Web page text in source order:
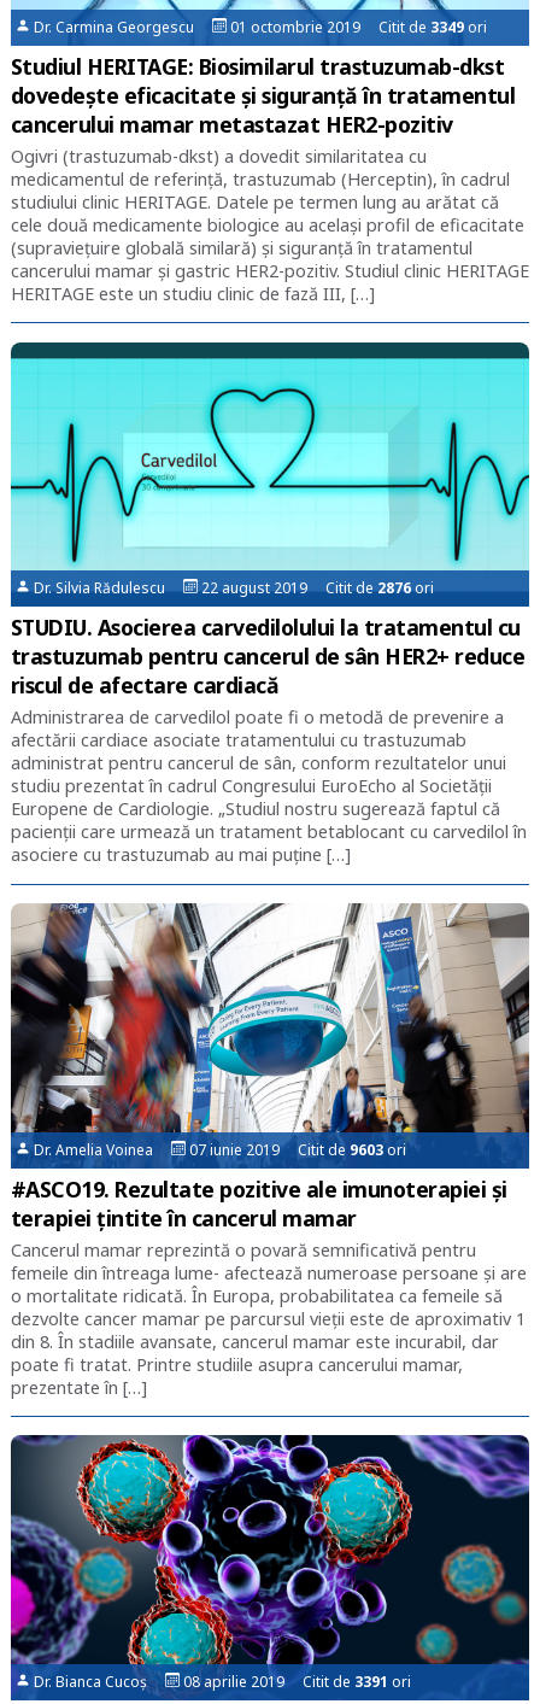
Dr. Carmina Georgescu 01 octombrie 2019 Citit de 3349 ori
Studiul HERITAGE: Biosimilarul trastuzumab-dkst
dovedește eficacitate și siguranță în tratamentul
cancerului mamar metastazat HER2-pozitiv
Ogivri (trastuzumab-dkst) a dovedit similaritatea cu
medicamentul de referință, trastuzumab (Herceptin), în cadrul
studiului clinic HERITAGE. Datele pe termen lung au arătat că
cele două medicamente biologice au același profil de eficacitate
(supraviețuire globală similară) și siguranță în tratamentul
cancerului mamar și gastric HER2-pozitiv. Studiul clinic HERITAGE
HERITAGE este un studiu clinic de fază III, […]
Dr. Silvia Rădulescu 22 august 2019 Citit de2876ori
STUDIU. Asocierea carvedilolului la tratamentul cu
trastuzumab pentru cancerul de sân HER2+ reduce
riscul de afectare cardiacă
Administrarea de carvedilol poate fi o metodă de prevenire a
afectării cardiace asociate tratamentului cu trastuzumab
administrat pentru cancerul de sân, conform rezultatelor unui
studiu prezentat în cadrul Congresului EuroEcho al Societății
Europene de Cardiologie. „Studiul nostru sugerează faptul că
pacienții care urmează un tratament betablocant cu carvedilol în
asociere cu trastuzumab au mai puține […]
Dr. Amelia Voinea 07 iunie 2019 Citit de 9603ori
#ASCO19. Rezultate pozitive ale imunoterapiei și
terapiei țintite în cancerul mamar
Cancerul mamar reprezintă o povară semnificativă pentru
femeile din întreaga lume- afectează numeroase persoane și are
o mortalitate ridicată. În Europa, probabilitatea ca femeile să
dezvolte cancer mamar pe parcursul vieții este de aproximativ 1
din 8. În stadiile avansate, cancerul mamar este incurabil, dar
poate fi tratat. Printre studiile asupra cancerului mamar,
prezentate în […]
Dr. Bianca Cucoș 08 aprilie 2019 Citit de 3391 ori